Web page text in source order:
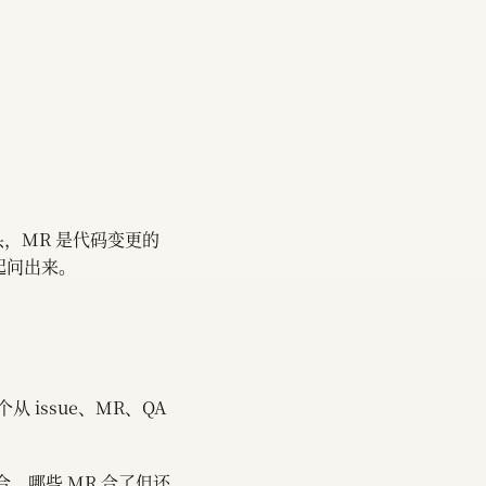
MR 是代码变更的
出来。
从 issue、MR、QA